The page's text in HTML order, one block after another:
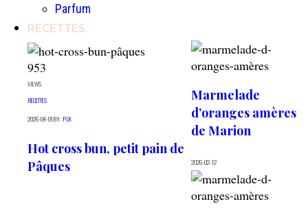
Parfum
RECETTES
953
VIEWS
RECETTES
2026-04-01BY: PLK
Hot cross bun, petit pain de
Pâques
Marmelade
d’oranges amères
de Marion
2026-02-12